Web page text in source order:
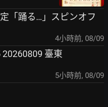
「踊る…」スピンオフ
4小時前, 08/09
20260809 臺東
5小時前, 08/09